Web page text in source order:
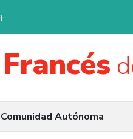
Francés
Comunidad Autónoma